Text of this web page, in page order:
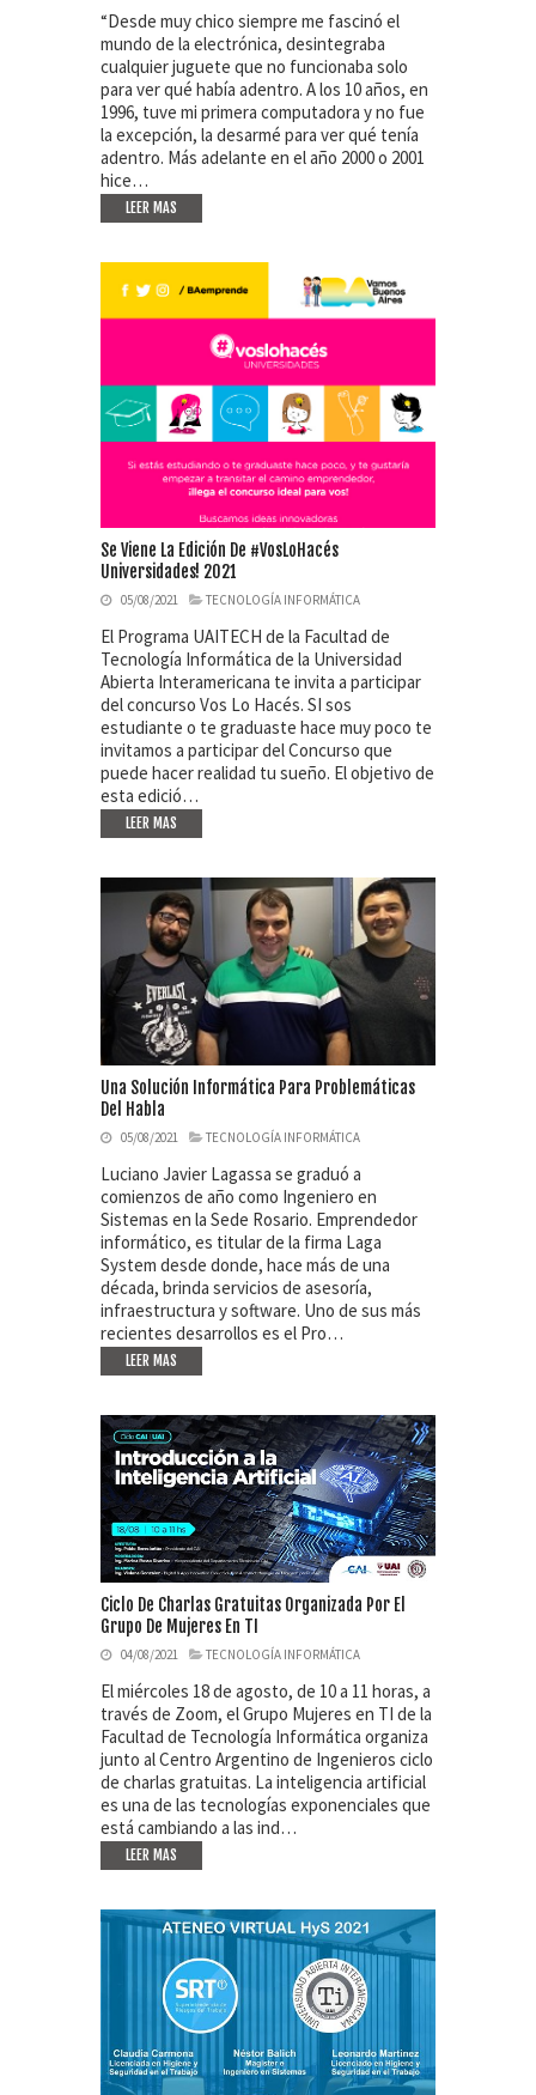
“Desde muy chico siempre me fascinó el
mundo de la electrónica, desintegraba
cualquier juguete que no funcionaba solo
para ver qué había adentro. A los 10 años, en
1996, tuve mi primera computadora y no fue
la excepción, la desarmé para ver qué tenía
adentro. Más adelante en el año 2000 o 2001
hice…
LEER MAS
Se Viene La Edición De #VosLoHacés
Universidades! 2021
05/08/2021 TECNOLOGÍA INFORMÁTICA
El Programa UAITECH de la Facultad de
Tecnología Informática de la Universidad
Abierta Interamericana te invita a participar
del concurso Vos Lo Hacés. SI sos
estudiante o te graduaste hace muy poco te
invitamos a participar del Concurso que
puede hacer realidad tu sueño. El objetivo de
esta edició…
LEER MAS
Una Solución Informática Para Problemáticas
Del Habla
05/08/2021 TECNOLOGÍA INFORMÁTICA
Luciano Javier Lagassa se graduó a
comienzos de año como Ingeniero en
Sistemas en la Sede Rosario. Emprendedor
informático, es titular de la firma Laga
System desde donde, hace más de una
década, brinda servicios de asesoría,
infraestructura y software. Uno de sus más
recientes desarrollos es el Pro…
LEER MAS
Ciclo De Charlas Gratuitas Organizada Por El
Grupo De Mujeres En TI
04/08/2021 TECNOLOGÍA INFORMÁTICA
El miércoles 18 de agosto, de 10 a 11 horas, a
través de Zoom, el Grupo Mujeres en TI de la
Facultad de Tecnología Informática organiza
junto al Centro Argentino de Ingenieros ciclo
de charlas gratuitas. La inteligencia artificial
es una de las tecnologías exponenciales que
está cambiando a las ind…
LEER MAS